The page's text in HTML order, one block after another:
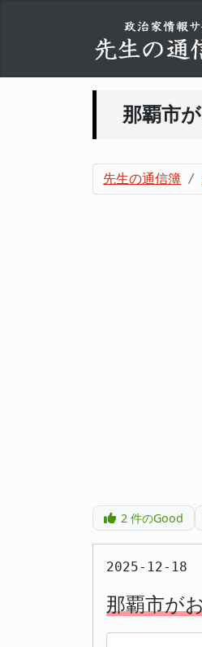
那覇市
先生の通信簿
2 件のGood
2025-12-18
那覇市が